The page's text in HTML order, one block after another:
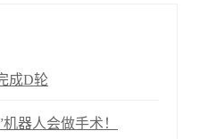
成D轮
器人会做手术！